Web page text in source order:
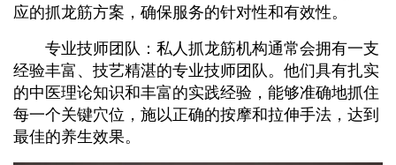
应的抓龙筋方案，确保服务的针对性和有效性。
专业技师团队：私人抓龙筋机构通常会拥有一支
经验丰富、技艺精湛的专业技师团队。他们具有扎实
的中医理论知识和丰富的实践经验，能够准确地抓住
每一个关键穴位，施以正确的按摩和拉伸手法，达到
最佳的养生效果。